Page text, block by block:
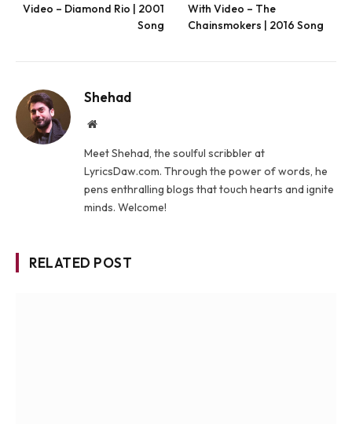
Video – Diamond Rio | 2001
Song
With Video – The
Chainsmokers | 2016 Song
Shehad
Website
Meet Shehad, the soulful scribbler at
LyricsDaw.com. Through the power of words, he
pens enthralling blogs that touch hearts and ignite
minds. Welcome!
RELATED POST